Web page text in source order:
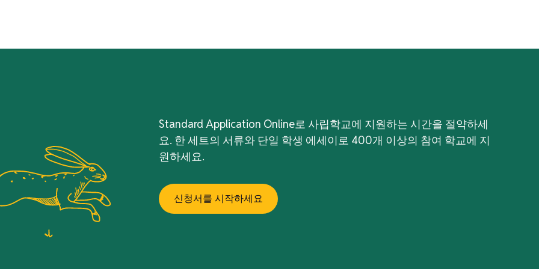
Standard Application Online로 사립학교에 지원하는 시간을 절약하세
요. 한 세트의 서류와 단일 학생 에세이로 400개 이상의 참여 학교에 지
원하세요.
신청서를 시작하세요